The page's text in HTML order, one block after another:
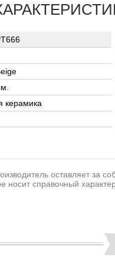
керамика
оставляет за
справочный